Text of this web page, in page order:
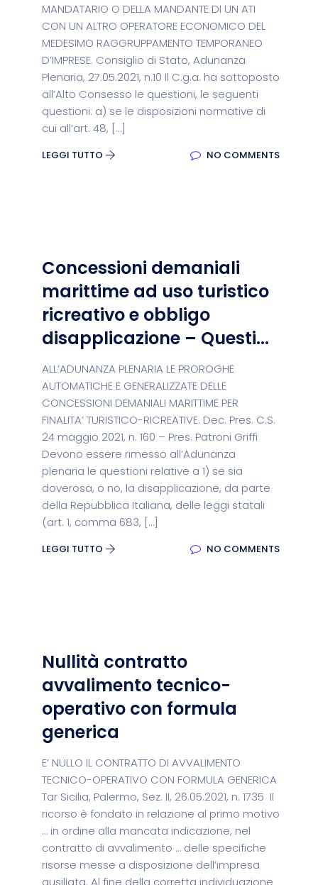
MANDATARIO O DELLA MANDANTE DI UN ATI
CON UN ALTRO OPERATORE ECONOMICO DEL
MEDESIMO RAGGRUPPAMENTO TEMPORANEO
D’IMPRESE. Consiglio di Stato, Adunanza
Plenaria, 27.05.2021, n.10 Il C.g.a. ha sottoposto
all’Alto Consesso le questioni, le seguenti
questioni: a) se le disposizioni normative di
cui all’art. 48, […]
LEGGI TUTTO NO COMMENTS
Concessioni demaniali
marittime ad uso turistico
ricreativo e obbligo
disapplicazione – Questi...
ALL’ADUNANZA PLENARIA LE PROROGHE
AUTOMATICHE E GENERALIZZATE DELLE
CONCESSIONI DEMANIALI MARITTIME PER
FINALITA’ TURISTICO-RICREATIVE. Dec. Pres. C.S.
24 maggio 2021, n. 160 – Pres. Patroni Griffi
Devono essere rimesso all’Adunanza
plenaria le questioni relative a 1) se sia
doverosa, o no, la disapplicazione, da parte
della Repubblica Italiana, delle leggi statali
(art. 1, comma 683, […]
LEGGI TUTTO NO COMMENTS
Nullità contratto
avvalimento tecnico-
operativo con formula
generica
E’ NULLO IL CONTRATTO DI AVVALIMENTO
TECNICO-OPERATIVO CON FORMULA GENERICA
Tar Sicilia, Palermo, Sez. II, 26.05.2021, n. 1735 Il
ricorso è fondato in relazione al primo motivo
… in ordine alla mancata indicazione, nel
contratto di avvalimento … delle specifiche
risorse messe a disposizione dell’impresa
ausiliata. Al fine della corretta individuazione